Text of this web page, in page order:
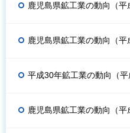
鹿児島県鉱工業の動向（平
鹿児島県鉱工業の動向（平
平成30年鉱工業の動向（平
鹿児島県鉱工業の動向（平